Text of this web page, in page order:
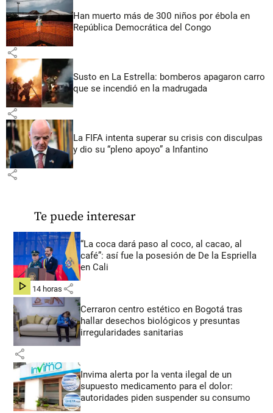
Han muerto más de 300 niños por ébola en
República Democrática del Congo
share
Susto en La Estrella: bomberos apagaron carro
que se incendió en la madrugada
share
La FIFA intenta superar su crisis con disculpas
y dio su “pleno apoyo” a Infantino
share
Te puede interesar
“La coca dará paso al coco, al cacao, al
café”: así fue la posesión de De la Espriella
en Cali
hace 14 horas share
Cerraron centro estético en Bogotá tras
hallar desechos biológicos y presuntas
irregularidades sanitarias
share
Invima alerta por la venta ilegal de un
supuesto medicamento para el dolor:
autoridades piden suspender su consumo